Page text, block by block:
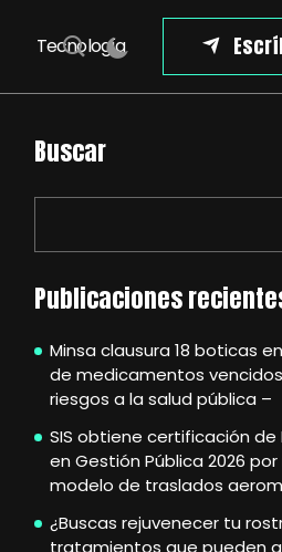
Tecnología
Buscar
Publicaciones
Minsa clausura 18 boticas
de medicamentos
riesgos a la salud pública –
SIS obtiene certificación de
en Gestión Pública 2026
modelo de traslados
¿Buscas rejuvenecer tu
tratamientos que pueden